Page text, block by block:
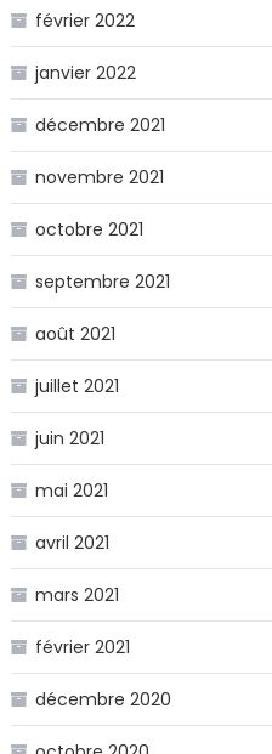
février 2022
janvier 2022
décembre 2021
novembre 2021
octobre 2021
septembre 2021
août 2021
juillet 2021
juin 2021
mai 2021
avril 2021
mars 2021
février 2021
décembre 2020